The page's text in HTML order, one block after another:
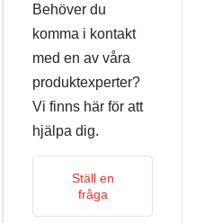
Behöver du
komma i kontakt
med en av våra
produktexperter?
Vi finns här för att
hjälpa dig.
Ställ en
fråga